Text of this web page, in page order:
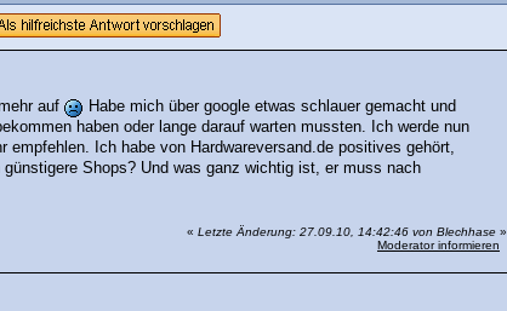
auf
Habe mich über google etwas schlauer gemacht und
haben oder lange darauf warten mussten. Ich werde nun
Ich habe von Hardwareversand.de positives gehört,
Shops? Und was ganz wichtig ist, er muss nach
« Letzte Änderung: 27.09.10, 14:42:46 von Blechhase »
Moderator informieren